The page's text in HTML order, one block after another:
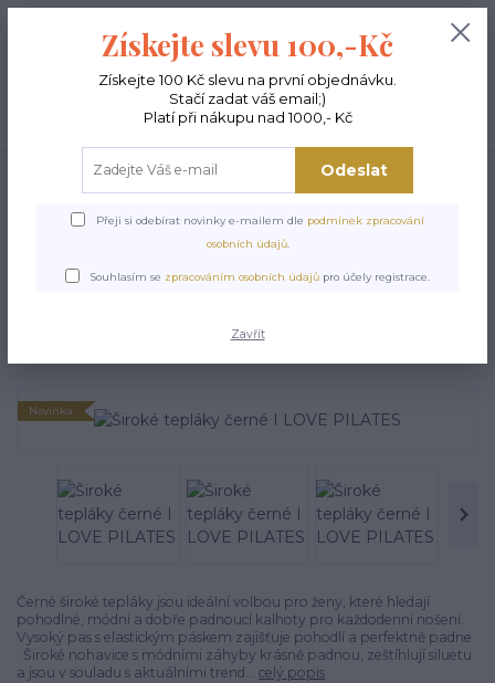
Po - Pá 9-15:00 0,00 Kč
Široké tepláky černé I LOVE PILATES
Široké tepláky černé I LOVE
PILATES
Novinka
Černé široké tepláky jsou ideální volbou pro ženy, které hledají
pohodlné, módní a dobře padnoucí kalhoty pro každodenní nošení.
Vysoký pas s elastickým páskem zajišťuje pohodlí a perfektně padne
. Široké nohavice s módními záhyby krásně padnou, zeštíhlují siluetu
a jsou v souladu s aktuálními trend... celý popis
Získejte slevu 100,-Kč
Získejte 100 Kč slevu na první objednávku.
Stačí zadat váš email;)
Platí při nákupu nad 1000,- Kč
Odeslat
Přeji si odebírat novinky e-mailem dle podmínek zpracování
osobních údajů.
Souhlasím se zpracováním osobních údajů pro účely registrace.
Zavřít